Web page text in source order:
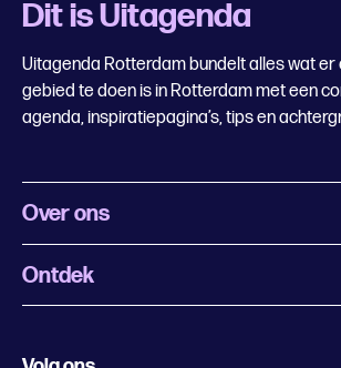
Dit is Uitagenda
Uitagenda Rotterdam bundelt alles wat er
gebied te doen is in Rotterdam met een
agenda, inspiratiepagina’s, tips en
Over ons
Wat is Uitagenda Rotterdam
Ontdek